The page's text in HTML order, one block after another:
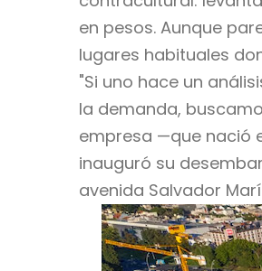
en pesos. Aunque
lugares habituales
"Si uno hace un
la demanda,
empresa —que nació
inauguró su
avenida Salvador